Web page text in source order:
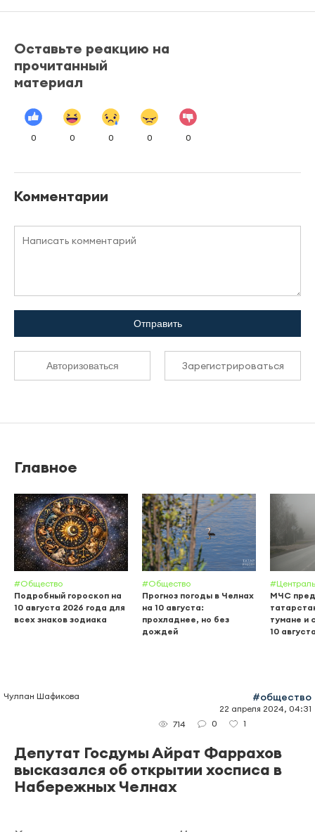
Оставьте реакцию на
прочитанный
материал
0 0 0 0 0
Комментарии
Отправить
Авторизоваться Зарегистрироваться
Главное
#Общество
Подробный гороскоп на
10 августа 2026 года для
всех знаков зодиака
#Общество
Прогноз погоды в Челнах
на 10 августа:
прохладнее, но без
дождей
МЧС
тумане и
10
Чулпан Шафикова #общество
22 апреля 2024, 04:31
714
0 1
Депутат Госдумы Айрат Фаррахов
высказался об открытии хосписа в
Набережных Челнах